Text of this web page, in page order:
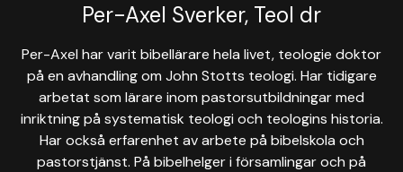
Per-Axel Sverker, Teol dr
Per-Axel har varit bibellärare hela livet, teologie doktor
på en avhandling om John Stotts teologi. Har tidigare
arbetat som lärare inom pastorsutbildningar med
inriktning på systematisk teologi och teologins historia.
Har också erfarenhet av arbete på bibelskola och
pastorstjänst. På bibelhelger i församlingar och på